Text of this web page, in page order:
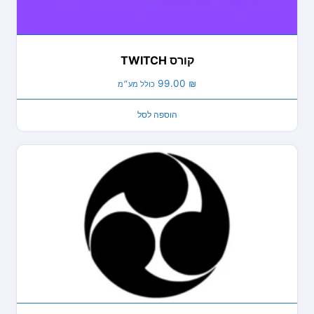
קורס TWITCH
99.00 ₪ כולל מע״מ
הוספה לסל